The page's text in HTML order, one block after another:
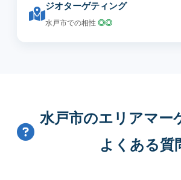
ジオターゲティング
水戸市での相性 ◎◎
水戸市のエリアマー
よくある質